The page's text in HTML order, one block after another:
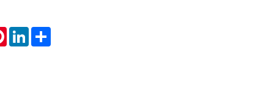
PinterestLinkedInShare